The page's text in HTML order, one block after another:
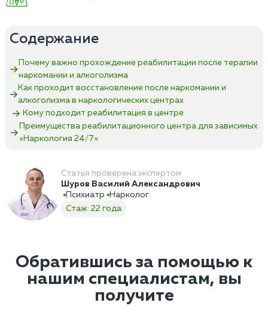
Содержание
Почему важно прохождение реабилитации после терапии
наркомании и алкоголизма
Как проходит восстановление после наркомании и
алкоголизма в наркологических центрах
Кому подходит реабилитация в центре
Преимущества реабилитационного центра для зависимых
«Наркология 24/7»‎
Статья проверена экспертом
Шуров Василий Александрович
Психиатр
Нарколог
Стаж: 22 года
Обратившись за помощью к
нашим специалистам, вы
получите